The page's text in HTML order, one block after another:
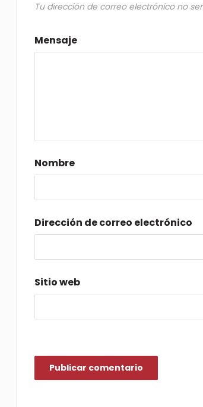
Tu dirección de correo electrónico no
Mensaje
Nombre
Dirección de correo electrónico
Sitio web